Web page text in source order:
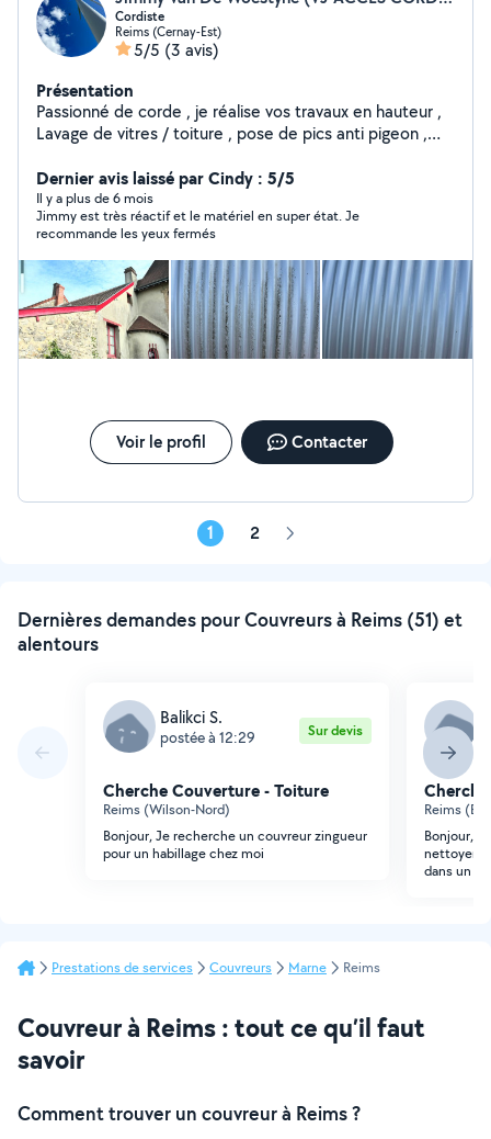
Cordiste
Reims (Cernay-Est)
5/5 (3 avis)
Présentation
Passionné de corde , je réalise vos travaux en hauteur ,
Lavage de vitres / toiture , pose de pics anti pigeon ,
type échafaudage et échelle sous réserve de caution ,
Au plaisir de vous rencontrer pour un éventuel chantier,
Dernier avis laissé par Cindy : 5/5
Il y a plus de 6 mois
Jimmy est très réactif et le matériel en super état. Je
recommande les yeux fermés
Voir le profil Contacter
1 2 Page
Dernières demandes pour Couvreurs à Reims (51) et
alentours
Balikci S.
postée à 12:29 Sur devis
Cherche Couverture - Toiture
Reims (Wilson-Nord)
Bonjour, Je recherche un couvreur zingueur
pour un habillage chez moi
Reims
Bonjour,
nettoyer
dans un
Prestations de services Couvreurs Marne Reims
Couvreur à Reims : tout ce qu’il faut
savoir
Comment trouver un couvreur à Reims ?